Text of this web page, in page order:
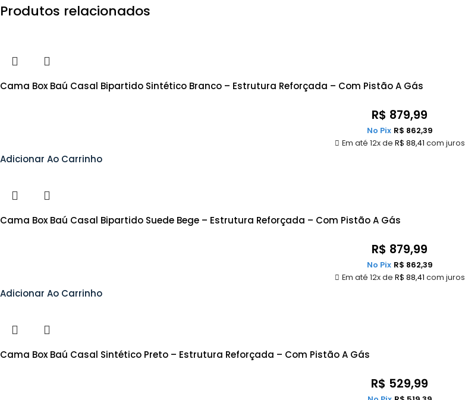
Produtos relacionados
Cama Box Baú Casal Bipartido Sintético Branco – Estrutura Reforçada – Com Pistão A Gás
R$ 879,99
Em até 12x de R$ 88,41 com juros
No Pix R$ 862,39
Adicionar Ao Carrinho
Cama Box Baú Casal Bipartido Suede Bege – Estrutura Reforçada – Com Pistão A Gás
R$ 879,99
Em até 12x de R$ 88,41 com juros
No Pix R$ 862,39
Adicionar Ao Carrinho
Cama Box Baú Casal Sintético Preto – Estrutura Reforçada – Com Pistão A Gás
R$ 529,99